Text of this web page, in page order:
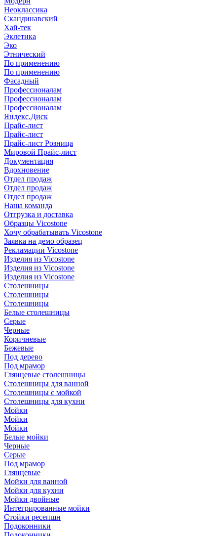
Неоклассика
Скандинавский
Хай-тек
Эклетика
Эко
Этнический
По применению
По применению
Фасадный
Профессионалам
Профессионалам
Профессионалам
Яндекс.Диск
Прайс-лист
Прайс-лист
Прайс-лист Розница
Мировой Прайс-лист
Документация
Вдохновение
Отдел продаж
Отдел продаж
Отдел продаж
Наша команда
Отгрузка и доставка
Образцы Vicostone
Хочу обрабатывать Vicostone
Заявка на демо образец
Рекламации Vicostone
Изделия из Vicostone
Изделия из Vicostone
Изделия из Vicostone
Столешницы
Столешницы
Столешницы
Белые столешницы
Серые
Черные
Коричневые
Бежевые
Под дерево
Под мрамор
Глянцевые столешницы
Столешницы для ванной
Столешницы с мойкой
Столешницы для кухни
Мойки
Мойки
Мойки
Белые мойки
Черные
Серые
Под мрамор
Глянцевые
Мойки для ванной
Мойки для кухни
Мойки двойные
Интегрированные мойки
Стойки ресепшн
Подоконники